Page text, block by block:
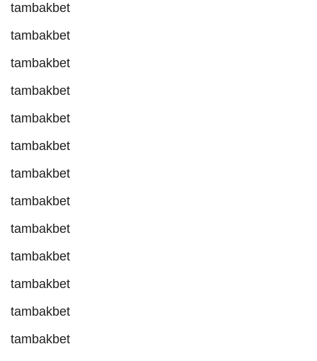
tambakbet
tambakbet
tambakbet
tambakbet
tambakbet
tambakbet
tambakbet
tambakbet
tambakbet
tambakbet
tambakbet
tambakbet
tambakbet